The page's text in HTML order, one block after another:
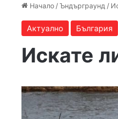
Начало / Ъндърграунд /
Актуално България
Искате